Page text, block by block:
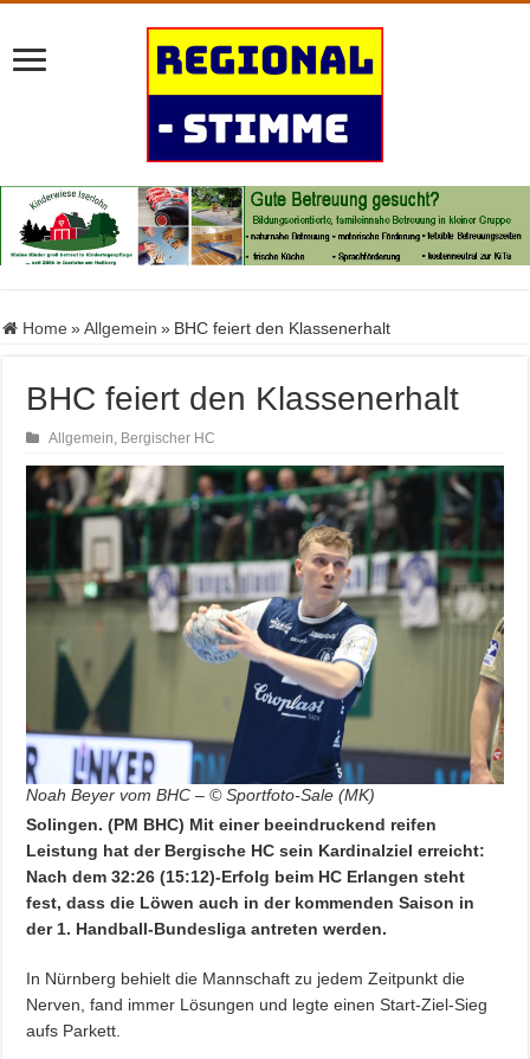
Home » Allgemein » BHC feiert den Klassenerhalt
BHC feiert den Klassenerhalt
Allgemein Bergischer HC
Noah Beyer vom BHC – © Sportfoto-Sale (MK)
Solingen. (PM BHC) Mit einer beeindruckend reifen
Leistung hat der Bergische HC sein Kardinalziel erreicht:
Nach dem 32:26 (15:12)-Erfolg beim HC Erlangen steht
fest, dass die Löwen auch in der kommenden Saison in
der 1. Handball-Bundesliga antreten werden.
In Nürnberg behielt die Mannschaft zu jedem Zeitpunkt die
Nerven, fand immer Lösungen und legte einen Start-Ziel-Sieg
aufs Parkett.